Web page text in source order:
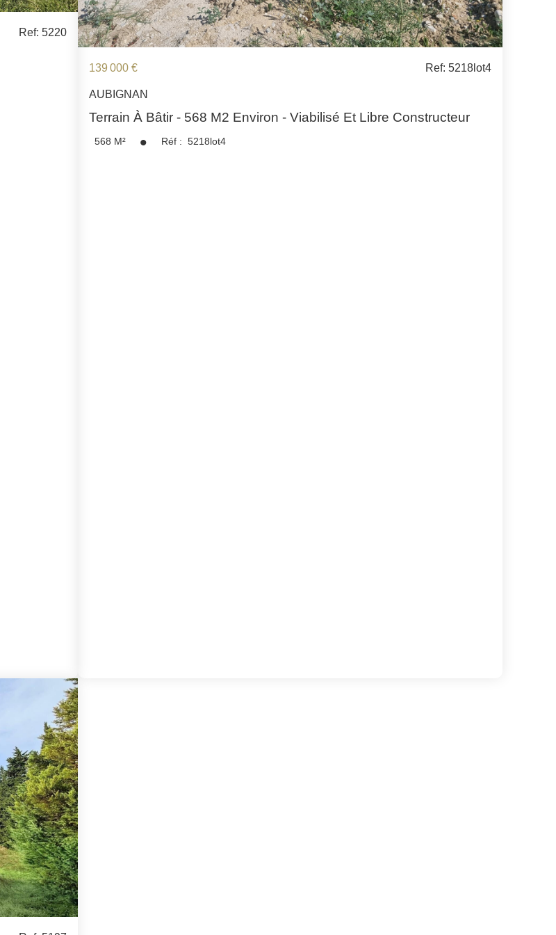
MENTIONS LÉGALES
Ref: 5220
139 000 € Ref: 5218lot4
AUBIGNAN
Terrain À Bâtir - 568 M2 Environ - Viabilisé Et Libre Constructeur
568 M² Réf : 5218lot4